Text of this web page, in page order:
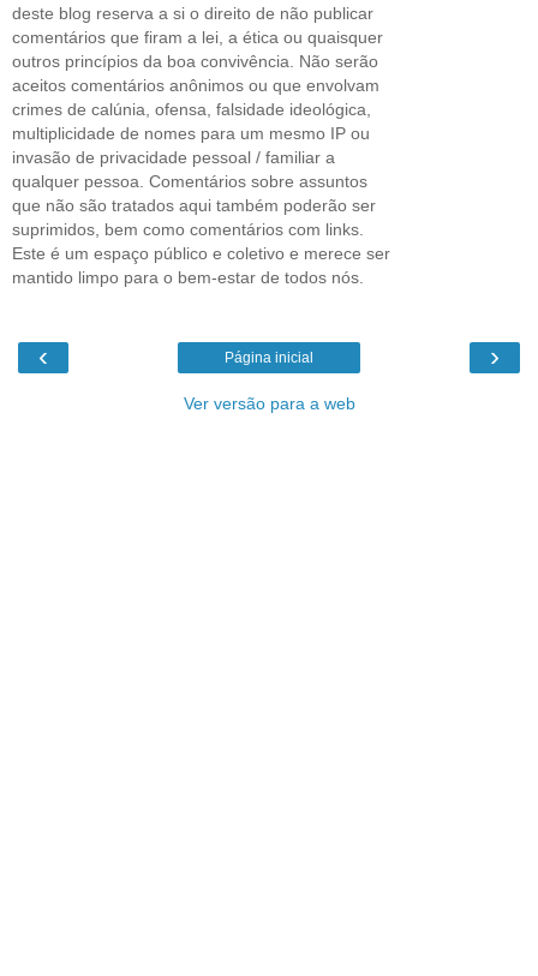
deste blog reserva a si o direito de não publicar
comentários que firam a lei, a ética ou quaisquer
outros princípios da boa convivência. Não serão
aceitos comentários anônimos ou que envolvam
crimes de calúnia, ofensa, falsidade ideológica,
multiplicidade de nomes para um mesmo IP ou
invasão de privacidade pessoal / familiar a
qualquer pessoa. Comentários sobre assuntos
que não são tratados aqui também poderão ser
suprimidos, bem como comentários com links.
Este é um espaço público e coletivo e merece ser
mantido limpo para o bem-estar de todos nós.
‹ ›
Página inicial
Ver versão para a web